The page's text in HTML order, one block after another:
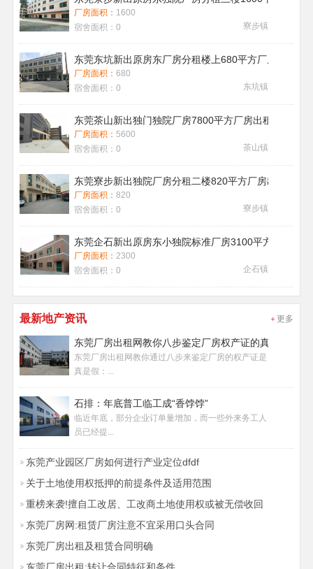
厂房面积： 1600
宿舍面积： 0 寮步镇
东莞东坑新出原房东厂房分租楼上680平方厂房出租现
厂房面积： 680
宿舍面积： 0 东坑镇
东莞茶山新出独门独院厂房7800平方厂房出租带喷淋
厂房面积： 5600
宿舍面积： 0 茶山镇
东莞寮步新出独院厂房分租二楼820平方厂房出租
厂房面积： 820
宿舍面积： 0 寮步镇
东莞企石新出原房东小独院标准厂房3100平方厂房出租
厂房面积： 2300
宿舍面积： 0 企石镇
最新地产资讯 更多
东莞厂房出租网教你八步鉴定厂房权产证的真假
东莞厂房出租网教你通过八步来鉴定厂房的权产证是
真是假：...
石排：年底普工临工成“香饽饽”
临近年底，部分企业订单量增加，而一些外来务工人
员已经提...
东莞产业园区厂房如何进行产业定位dfdf
关于土地使用权抵押的前提条件及适用范围
重榜来袭!擅自工改居、工改商土地使用权或被无偿收回
东莞厂房网:租赁厂房注意不宜采用口头合同
东莞厂房出租及租赁合同明确